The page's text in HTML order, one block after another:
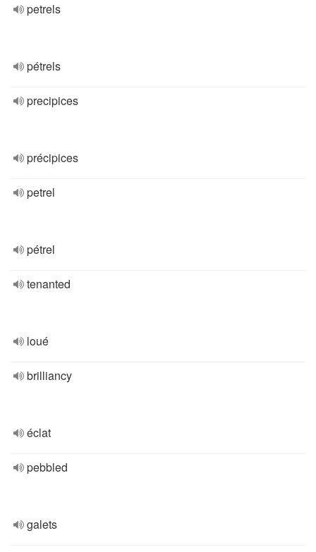
petrels
pétrels
precipices
précipices
petrel
pétrel
tenanted
loué
brilliancy
éclat
pebbled
galets